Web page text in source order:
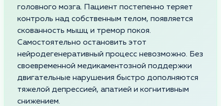
головного мозга. Пациент постепенно теряет
контроль над собственным телом, появляется
скованность мышц и тремор покоя.
Самостоятельно остановить этот
нейродегенеративный процесс невозможно. Без
своевременной медикаментозной поддержки
двигательные нарушения быстро дополняются
тяжелой депрессией, апатией и когнитивным
снижением.